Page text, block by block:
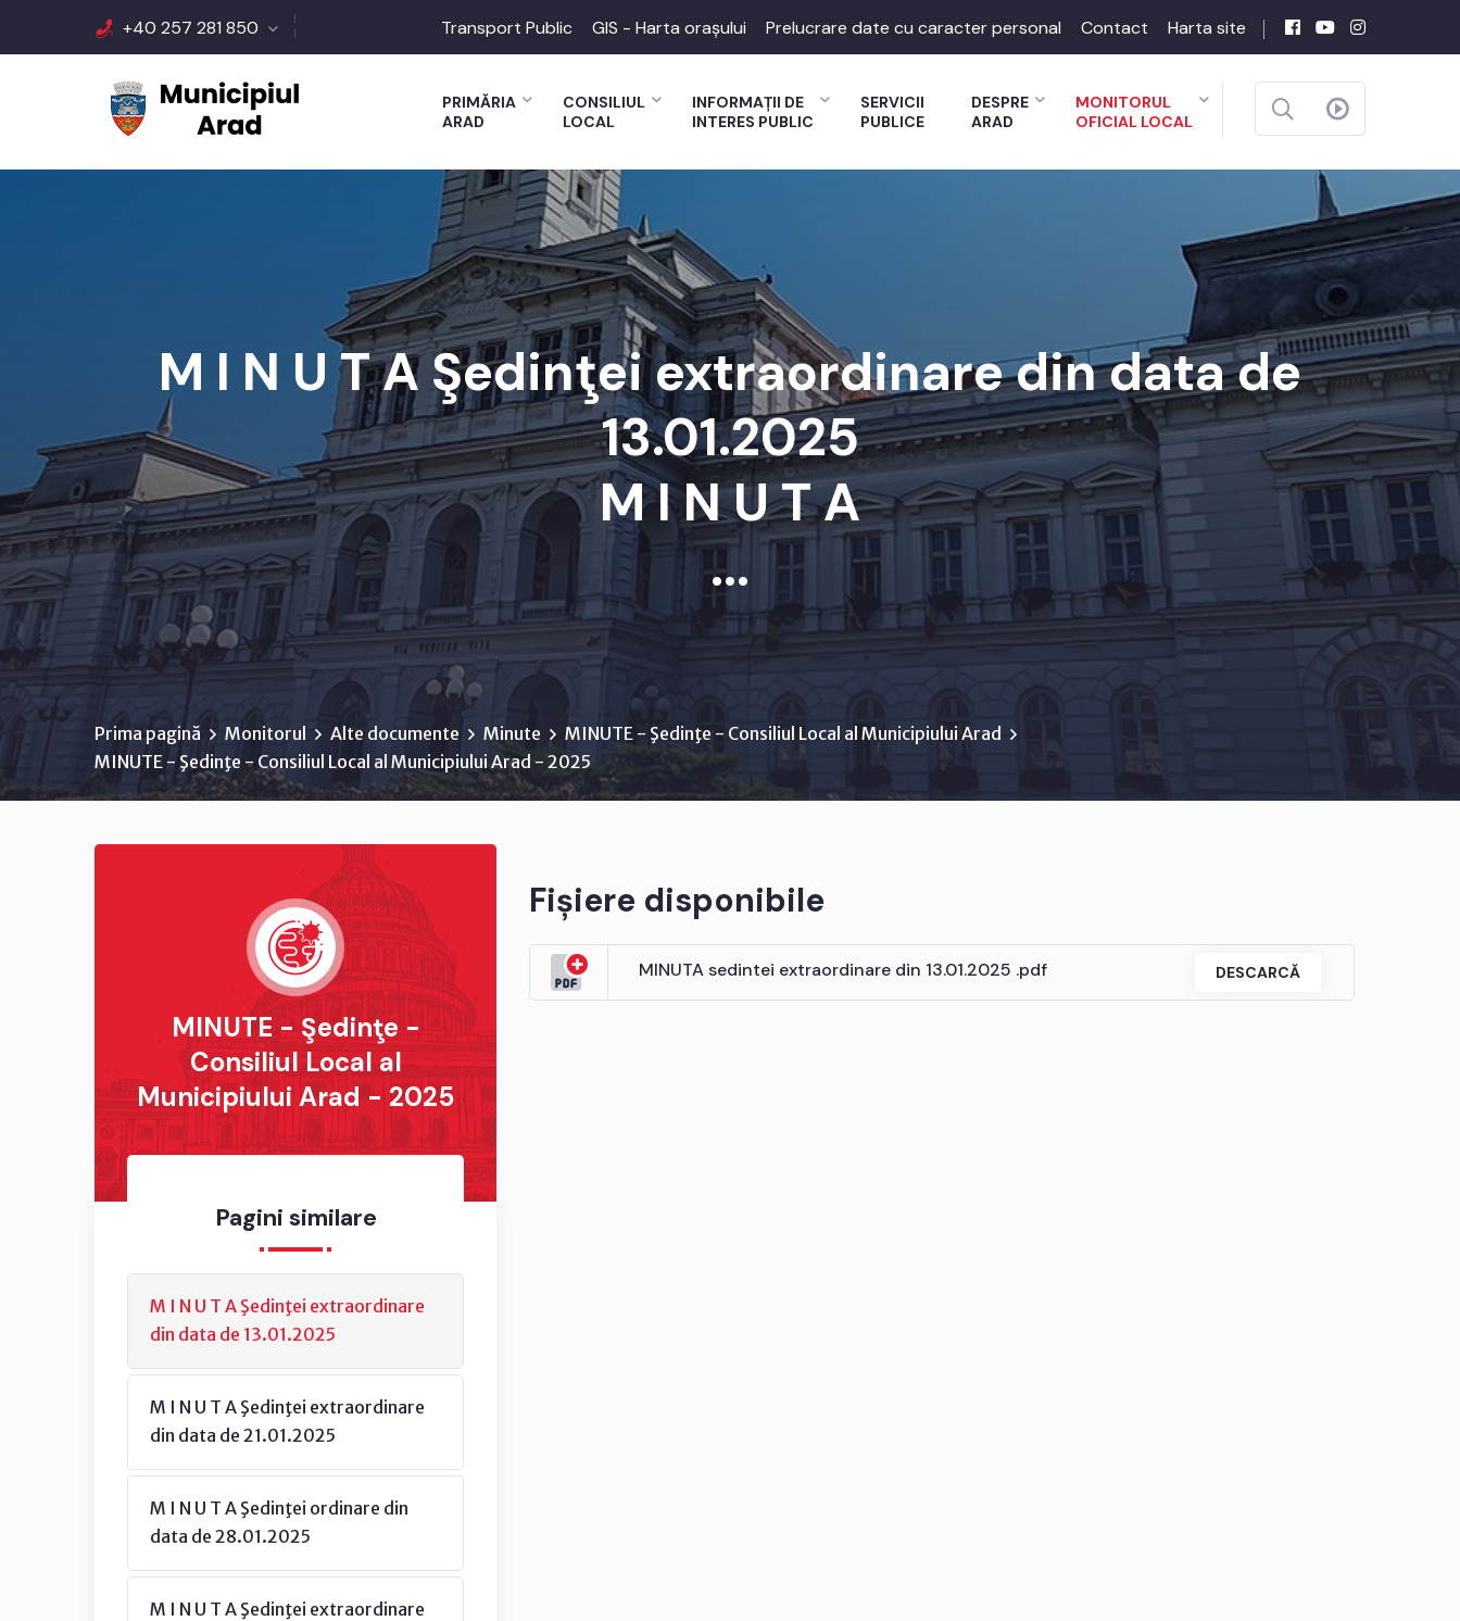
+40 257 281 850 Transport Public GIS - Harta orașului Prelucrare date cu caracter personal Contact Harta site
PRIMĂRIA
ARAD
CONSILIUL
LOCAL
INFORMAȚII DE
INTERES PUBLIC
SERVICII
PUBLICE
DESPRE
ARAD
MONITORUL
OFICIAL LOCAL
M I N U T A Şedinţei extraordinare din data de
13.01.2025
M I N U T A
...
Prima pagină Monitorul Alte documente Minute
MINUTE - Şedinţe - Consiliul Local al Municipiului Arad
MINUTE - Şedinţe - Consiliul Local al Municipiului Arad - 2025
MINUTE - Şedinţe -
Consiliul Local al
Municipiului Arad - 2025
Pagini similare
M I N U T A Şedinţei extraordinare
din data de 13.01.2025
M I N U T A Şedinţei extraordinare
din data de 21.01.2025
M I N U T A Şedinţei ordinare din
data de 28.01.2025
M I N U T A Şedinţei extraordinare
Fișiere disponibile
MINUTA sedintei extraordinare din 13.01.2025 .pdf DESCARCĂ